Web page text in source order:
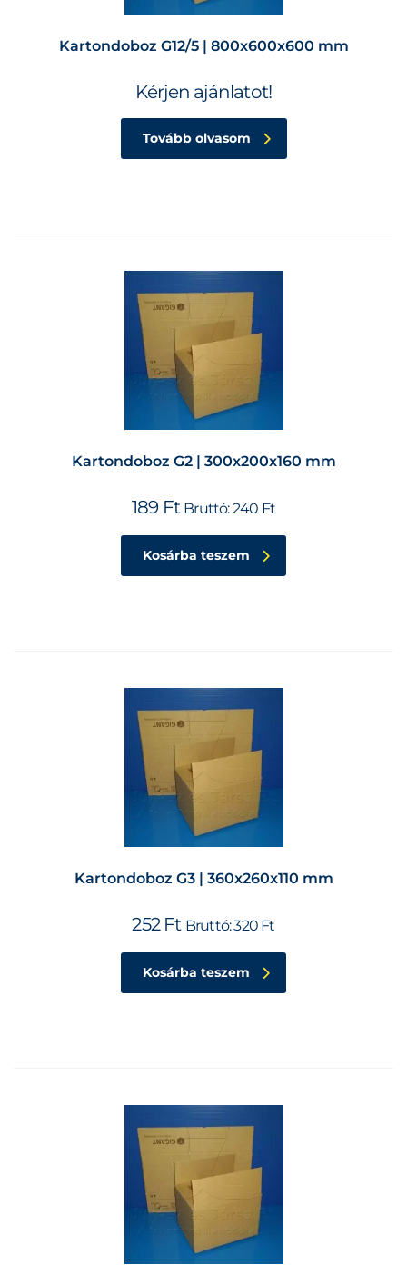
Kartondoboz G12/5 | 800x600x600 mm
Kérjen ajánlatot!
Tovább olvasom
Kartondoboz G2 | 300x200x160 mm
189 Ft Bruttó:240 Ft
Kosárba teszem
Kartondoboz G3 | 360x260x110 mm
252 Ft Bruttó:320 Ft
Kosárba teszem